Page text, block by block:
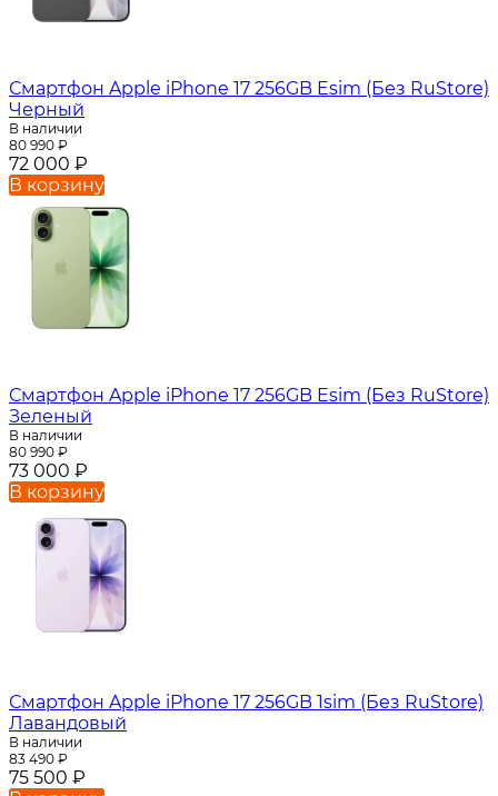
Смартфон Apple iPhone 17 256GB Esim (Без RuStore)
Черный
В наличии
80 990 ₽
72 000 ₽
В корзину
Смартфон Apple iPhone 17 256GB Esim (Без RuStore)
Зеленый
В наличии
80 990 ₽
73 000 ₽
В корзину
Смартфон Apple iPhone 17 256GB 1sim (Без RuStore)
Лавандовый
В наличии
83 490 ₽
75 500 ₽